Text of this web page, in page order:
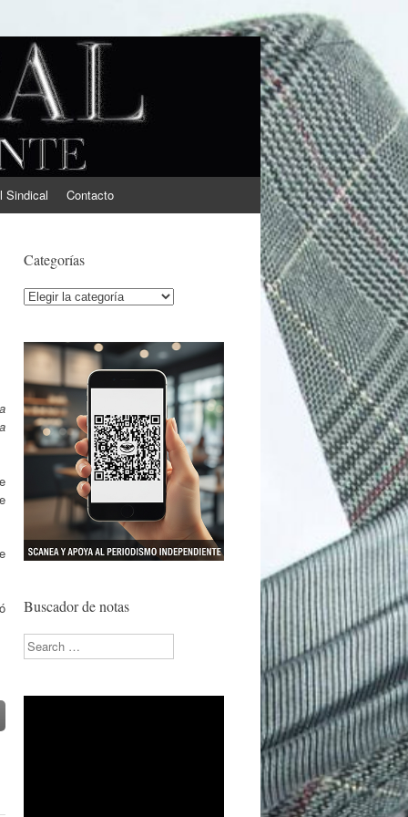
Sindical Contacto
Categorías
Categorías
Buscador de notas
Search